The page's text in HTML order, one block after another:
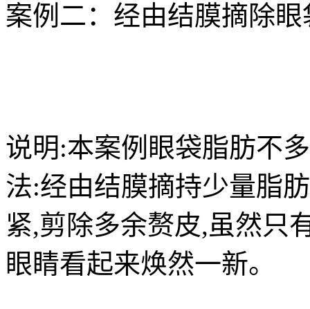
案例二：经由结膜摘除
说明:本案例眼袋脂肪不
法:经由结膜摘持少量脂
紧,剪除多余赘皮,虽然只
眼睛看起来焕然一新。